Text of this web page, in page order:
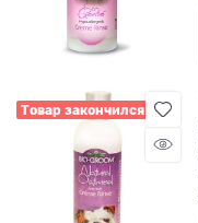
Товар закончился